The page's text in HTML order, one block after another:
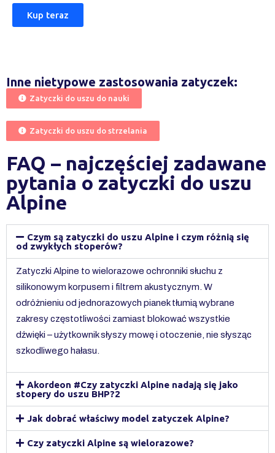
Kup teraz
Inne nietypowe zastosowania zatyczek:
Zatyczki do uszu do nauki
Zatyczki do uszu do strzelania
FAQ – najczęściej zadawane
pytania o zatyczki do uszu
Alpine
Czym są zatyczki do uszu Alpine i czym różnią się
od zwykłych stoperów?
Zatyczki Alpine to wielorazowe ochronniki słuchu z
silikonowym korpusem i filtrem akustycznym. W
odróżnieniu od jednorazowych pianek tłumią wybrane
zakresy częstotliwości zamiast blokować wszystkie
dźwięki – użytkownik słyszy mowę i otoczenie, nie słysząc
szkodliwego hałasu.
Akordeon #Czy zatyczki Alpine nadają się jako
stopery do uszu BHP?2
Jak dobrać właściwy model zatyczek Alpine?
Czy zatyczki Alpine są wielorazowe?